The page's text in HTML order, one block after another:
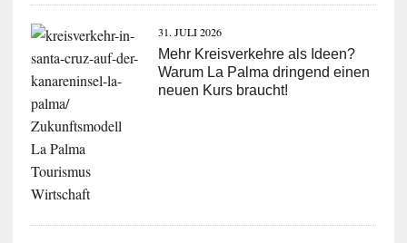
31. JULI 2026
Mehr Kreisverkehre als Ideen?
Warum La Palma dringend einen
neuen Kurs braucht!